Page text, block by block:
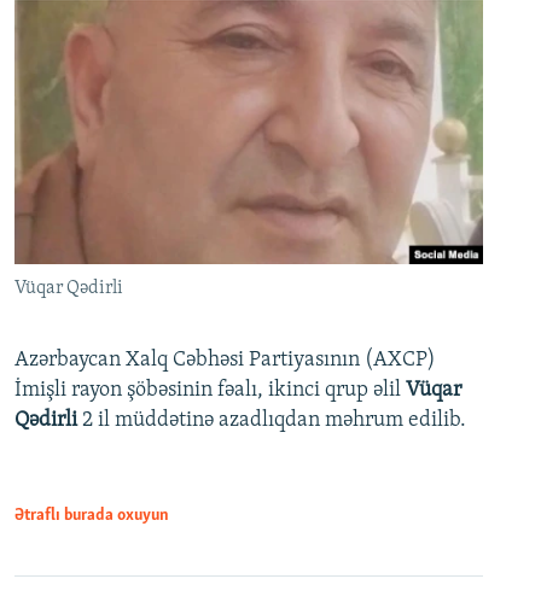
Vüqar Qədirli
Azərbaycan Xalq Cəbhəsi Partiyasının (AXCP)
İmişli rayon şöbəsinin fəalı, ikinci qrup əlil Vüqar
Qədirli2 il müddətinə azadlıqdan məhrum edilib.
Ətraflı burada oxuyun